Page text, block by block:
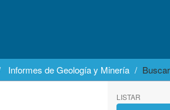
Informes de Geología y Minería Buscar
LISTAR